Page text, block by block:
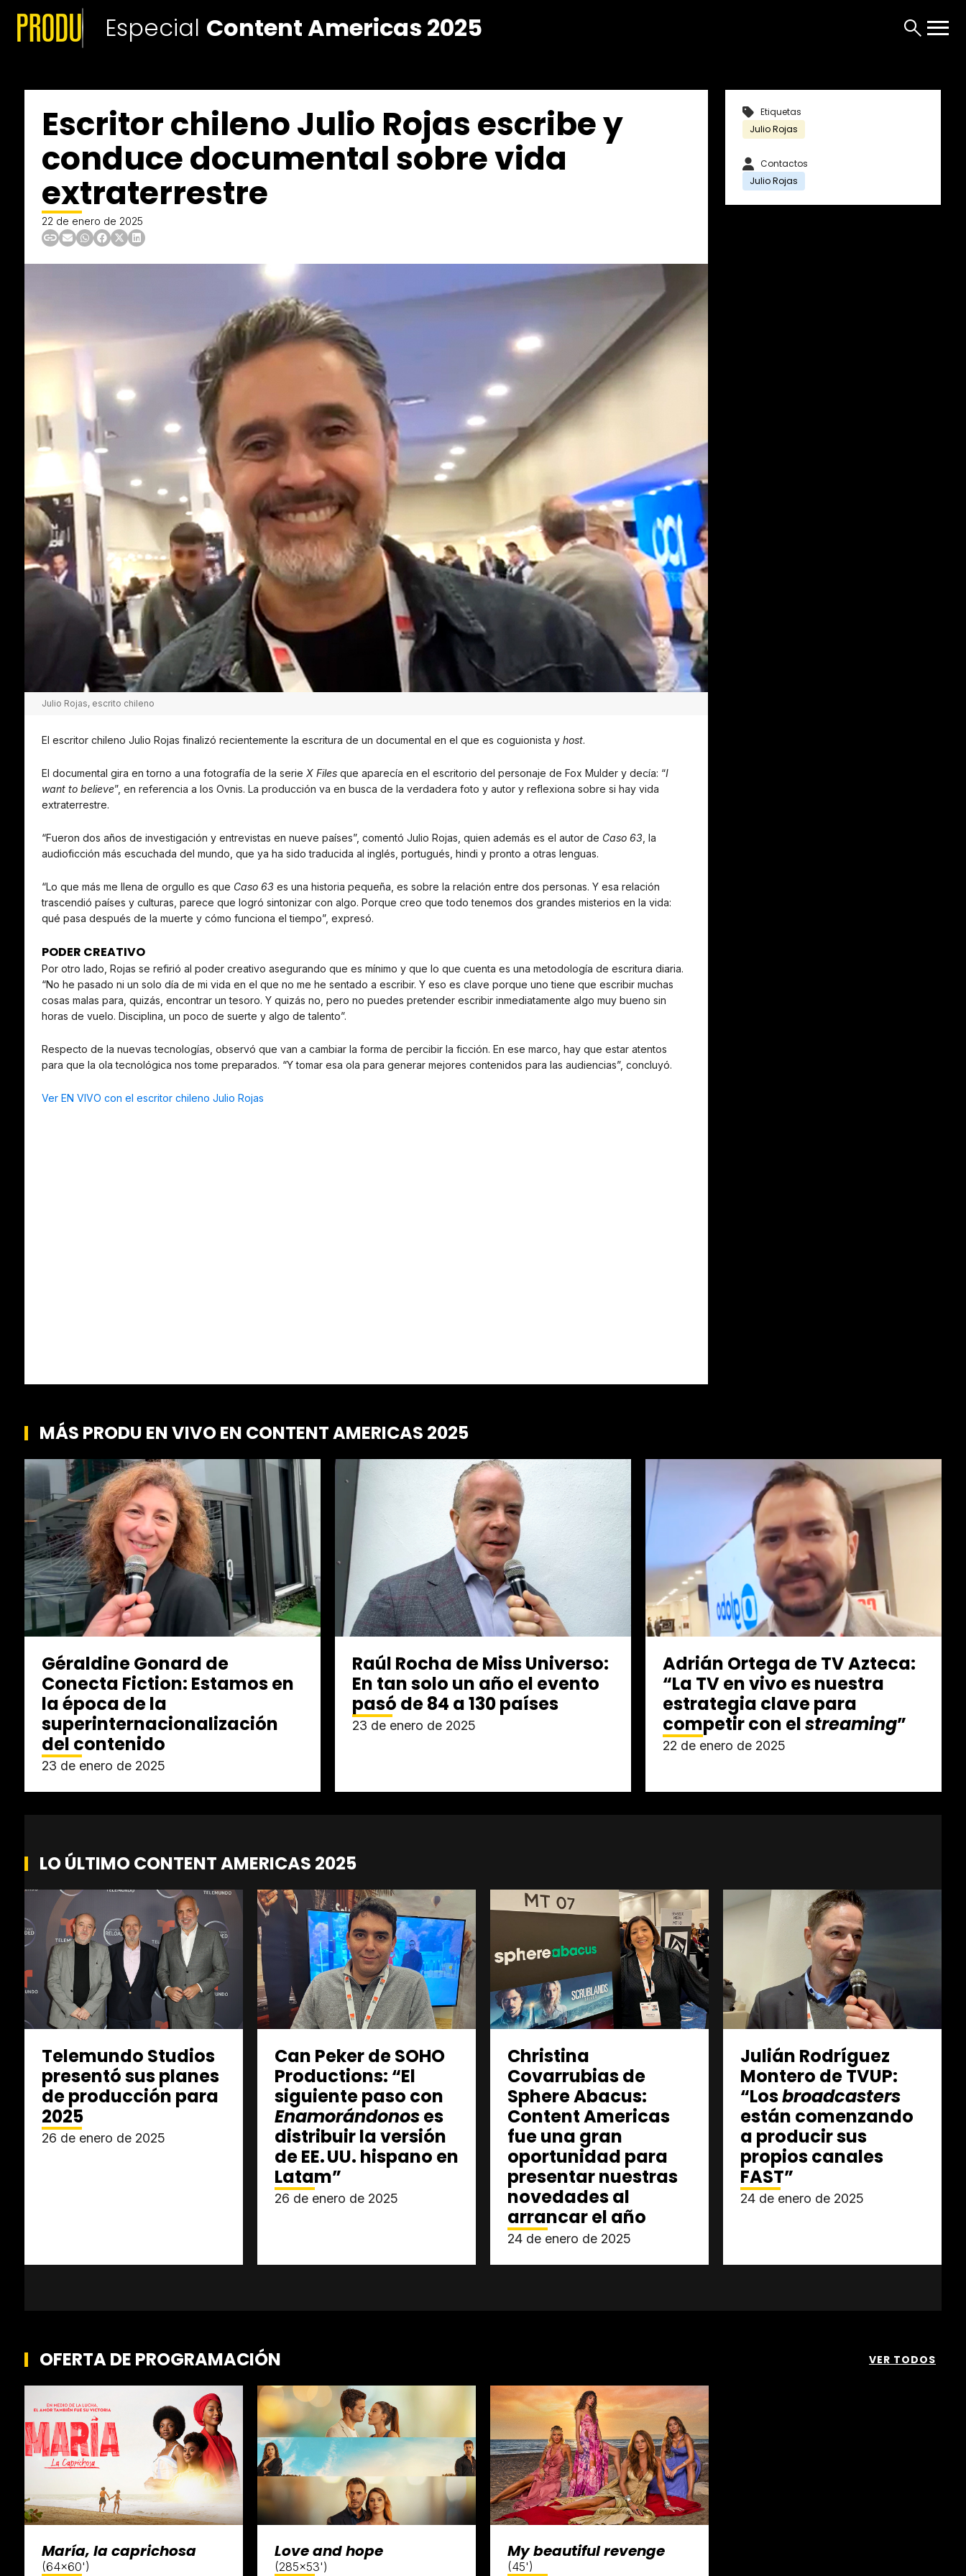
Especial Content Americas 2025
Escritor chileno Julio Rojas escribe y
conduce documental sobre vida
extraterrestre
22 de enero de 2025
Julio Rojas, escrito chileno
El escritor chileno Julio Rojas finalizó recientemente la escritura de un documental en el que es coguionista y host.
El documental gira en torno a una fotografía de la serie X Files que aparecía en el escritorio del personaje de Fox Mulder y decía: “I
want to believe”, en referencia a los Ovnis. La producción va en busca de la verdadera foto y autor y reflexiona sobre si hay vida
extraterrestre.
“Fueron dos años de investigación y entrevistas en nueve países”, comentó Julio Rojas, quien además es el autor de Caso 63 , la
audioficción más escuchada del mundo, que ya ha sido traducida al inglés, portugués, hindi y pronto a otras lenguas.
“Lo que más me llena de orgullo es que Caso 63 es una historia pequeña, es sobre la relación entre dos personas. Y esa relación
trascendió países y culturas, parece que logró sintonizar con algo. Porque creo que todo tenemos dos grandes misterios en la vida:
qué pasa después de la muerte y cómo funciona el tiempo”, expresó.
PODER CREATIVO
Por otro lado, Rojas se refirió al poder creativo asegurando que es mínimo y que lo que cuenta es una metodología de escritura diaria.
“No he pasado ni un solo día de mi vida en el que no me he sentado a escribir. Y eso es clave porque uno tiene que escribir muchas
cosas malas para, quizás, encontrar un tesoro. Y quizás no, pero no puedes pretender escribir inmediatamente algo muy bueno sin
horas de vuelo. Disciplina, un poco de suerte y algo de talento”.
Respecto de la nuevas tecnologías, observó que van a cambiar la forma de percibir la ficción. En ese marco, hay que estar atentos
para que la ola tecnológica nos tome preparados. “Y tomar esa ola para generar mejores contenidos para las audiencias”, concluyó.
Ver EN VIVO con el escritor chileno Julio Rojas
Etiquetas
Julio Rojas
Contactos
Julio Rojas
MÁS PRODU EN VIVO EN CONTENT AMERICAS 2025
Géraldine Gonard de
Conecta Fiction: Estamos en
la época de la
superinternacionalización
del contenido
23 de enero de 2025
Raúl Rocha de Miss Universo:
En tan solo un año el evento
pasó de 84 a 130 países
23 de enero de 2025
Adrián Ortega de TV Azteca:
“La TV en vivo es nuestra
estrategia clave para
competir con elstreaming”
22 de enero de 2025
LO ÚLTIMO CONTENT AMERICAS 2025
Telemundo Studios
presentó sus planes
de producción para
2025
26 de enero de 2025
Can Peker de SOHO
Productions: “El
siguiente paso con
Enamorándonoses
distribuir la versión
de EE. UU. hispano en
Latam”
26 de enero de 2025
Christina
Covarrubias de
Sphere Abacus:
Content Americas
fue una gran
oportunidad para
presentar nuestras
novedades al
arrancar el año
24 de enero de 2025
Julián Rodríguez
Montero de TVUP:
“Losbroadcasters
están comenzando
a producir sus
propios canales
FAST”
24 de enero de 2025
OFERTA DE PROGRAMACIÓN VER TODOS
María, la caprichosa
(64x60')
Love and hope
(285x53')
My beautiful revenge
(45')